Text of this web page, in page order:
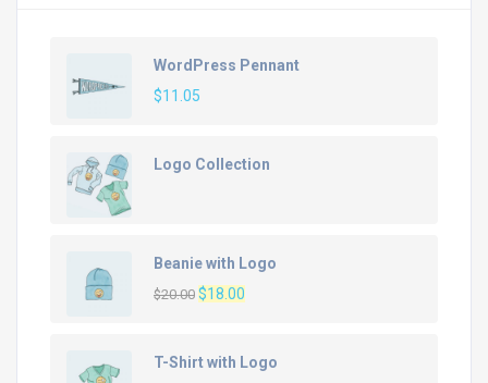
WordPress Pennant
$11.05
Logo Collection
Beanie with Logo
$20.00 El
era:
$18.00
es:
T-Shirt with Logo